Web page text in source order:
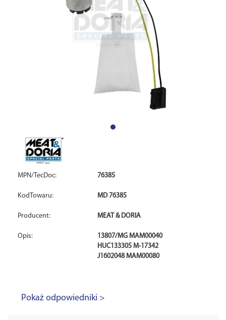
MPN/TecDoc: 76385
KodTowaru: MD 76385
Producent: MEAT & DORIA
Opis:
13807/MG MAM00040
HUC133305 M-17342
J1602048 MAM00080
Pokaż odpowiedniki >